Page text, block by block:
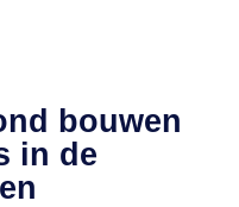
bouwen
in de